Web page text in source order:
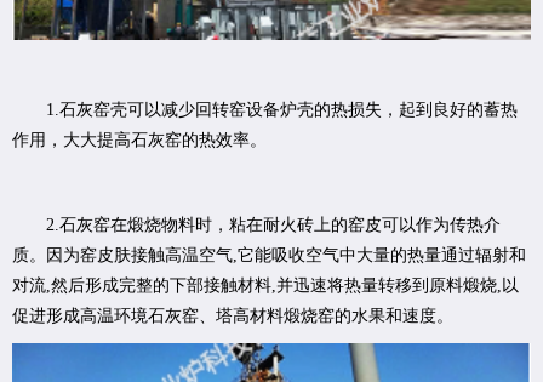
1.石灰窑壳可以减少回转窑设备炉壳的热损失，起到良好的蓄热
作用，大大提高石灰窑的热效率。
2.石灰窑在煅烧物料时，粘在耐火砖上的窑皮可以作为传热介
质。因为窑皮肤接触高温空气,它能吸收空气中大量的热量通过辐射和
对流,然后形成完整的下部接触材料,并迅速将热量转移到原料煅烧,以
促进形成高温环境石灰窑、塔高材料煅烧窑的水果和速度。